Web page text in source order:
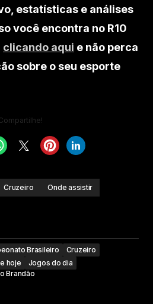
estatísticas e análises
você encontra no R10
clicando aqui e não perca
sobre o seu esporte
Cruzeiro
Onde assistir
Brasileiro
Cruzeiro
hoje
Jogos do dia
Brandão